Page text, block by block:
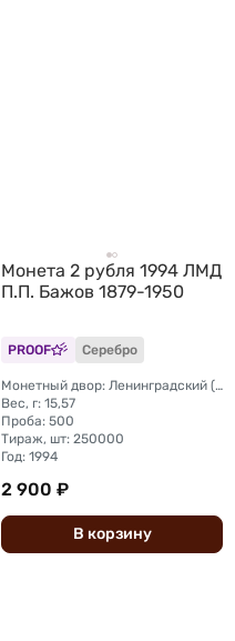
Монета 2 рубля 1994 ЛМД
П.П. Бажов 1879-1950
PROOF Серебро
Монетный двор: Ленинградский (ЛМД)
Вес, г: 15,57
Проба: 500
Тираж, шт: 250000
Год: 1994
2 900 ₽
В корзину